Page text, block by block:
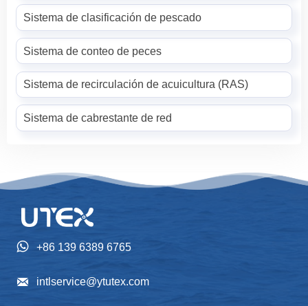
Sistema de clasificación de pescado
Sistema de conteo de peces
Sistema de recirculación de acuicultura (RAS)
Sistema de cabrestante de red
 +86 139 6389 6765
 intlservice@ytutex.com